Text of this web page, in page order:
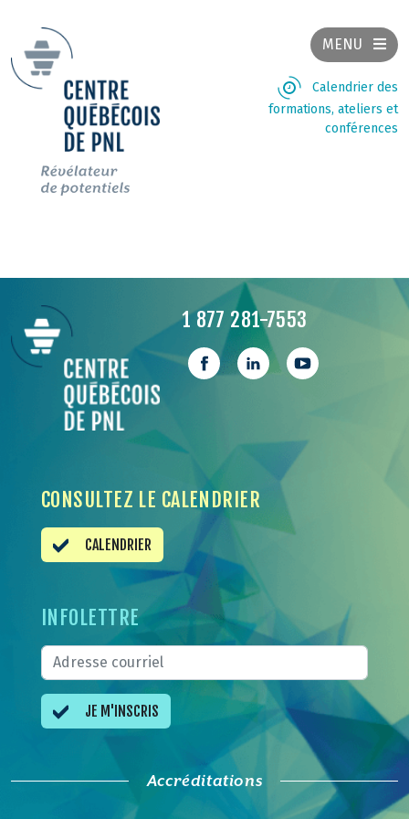
MENU
Calendrier des
formations, ateliers et
conférences
1 877 281-7553
CONSULTEZ LE CALENDRIER
CALENDRIER
INFOLETTRE
JE M'INSCRIS
Accréditations